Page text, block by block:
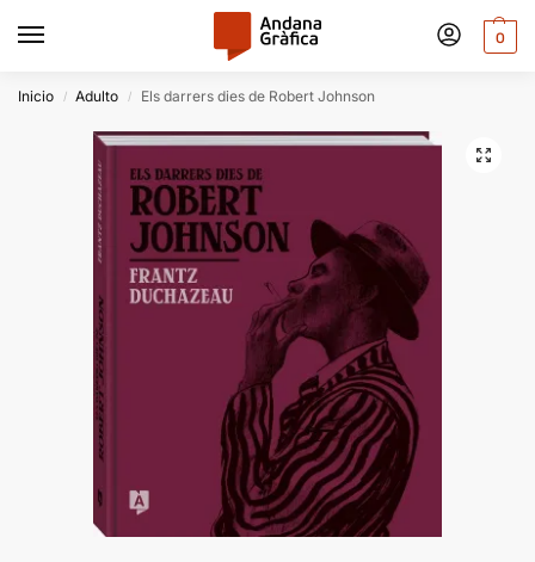
0
Inicio / Adulto / Els darrers dies de Robert Johnson